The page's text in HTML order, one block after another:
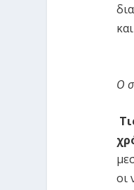
Ο
οι